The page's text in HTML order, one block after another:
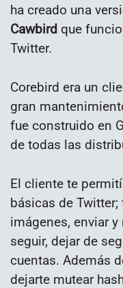
ha creado una
Cawbird que
Twitter.
Corebird era un
gran
fue construido en
de todas las
El cliente te
básicas de
imágenes, enviar
seguir, dejar de
cuentas. Además
dejarte mutear